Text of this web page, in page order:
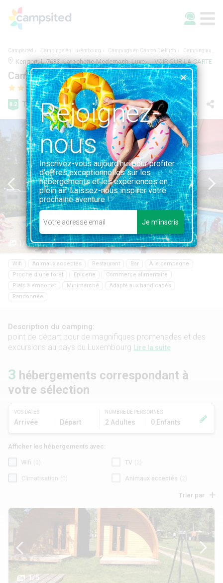
Campsited Campings en Luxembourg Campings en Canton Diekirch Camping auf Kengert
Kengert, L-7633, Larochette-Medernach, Luxembourg | 1.3KM DE LAROCHETTE-MEDERNACH VOIR SUR LA CARTE
Camping auf Kengert
8.2 Très bien 8 avis
1/35
Wifi Animaux acceptés Restaurant Bar
À la campagne
Proche d'une forêt
Epicerie
Commerce alimentaire
Plats à emporter
Minimarché
Adapté aux handicapés
Randonnée
Description du camping:
point de départ pour de magnifiques promenades et des
excursions au pays du Luxembourg Lire la suite
VOS DATES
Arrivée Départ
NOMBRE DE PERSONNES
2 Adultes 0 Enfants
3 hébergements correspondant à
votre sélection
Afficher les hébergements avec:
Wifi TV
Climatisation Animaux acceptés
Trier par
1/5
Rejoignez-
nous
Inscrivez-vous aujourd'hui pour profiter
d'offres exceptionnelles sur les
hébergements et les expériences en
plein air. Laissez-nous inspirer votre
prochaine aventure !
Je m'inscris